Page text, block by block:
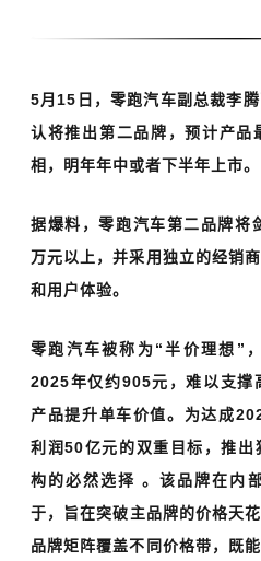
5月15日，零跑汽车副总裁李
认将推出第二品牌，预计产品
相，明年年中或者下半年上市。
据爆料，零跑汽车第二品牌将
万元以上，并采用独立的经销
和用户体验。
零跑汽车被称为“半价理想”
2025年仅约905元，难以支撑
产品提升单车价值。为达成
利润50亿元的双重目标，推出
构的必然选择 。该品牌在内
于，旨在突破主品牌的价格天
品牌矩阵覆盖不同价格带，既